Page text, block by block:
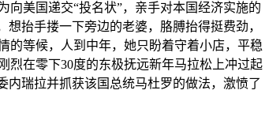
美国递交“投名状”，亲手对本国经济实施的
抬手搂一下旁边的老婆，胳膊抬得挺费劲，
的等候，人到中年，她只盼着守着小店，平稳
烈在零下30度的东极抚远新年马拉松上冲过起
内瑞拉并抓获该国总统马杜罗的做法，激愤了